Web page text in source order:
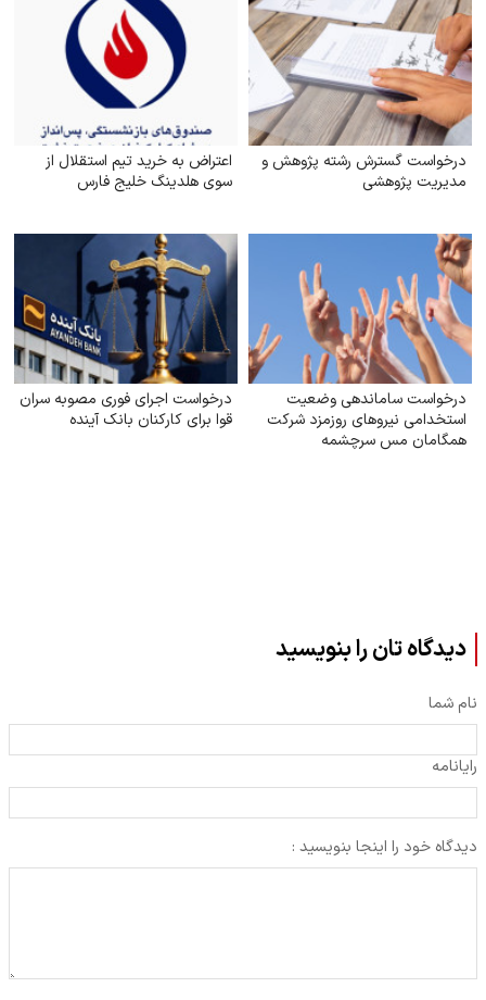
درخواست گسترش رشته پژوهش و
مدیریت پژوهشی
اعتراض به خرید تیم استقلال از
سوی هلدینگ خلیج فارس
درخواست ساماندهی وضعیت
استخدامی نیروهای روزمزد شرکت
همگامان مس سرچشمه
درخواست اجرای فوری مصوبه سران
قوا برای کارکنان بانک آینده
دیدگاه تان را بنویسید
نام شما
رایانامه
دیدگاه خود را اینجا بنویسید :